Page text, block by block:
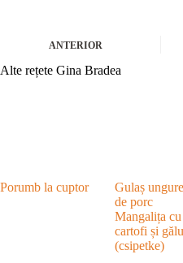
ANTERIOR
Alte rețete Gina Bradea
Porumb la cuptor
Gulaș
de porc
Mangalița cu
cartofi și
(csipetke)